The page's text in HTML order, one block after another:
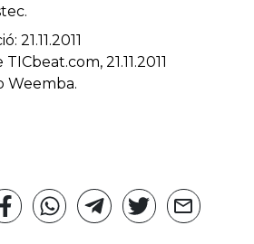
21.11.2011
21.11.2011
Weemba.